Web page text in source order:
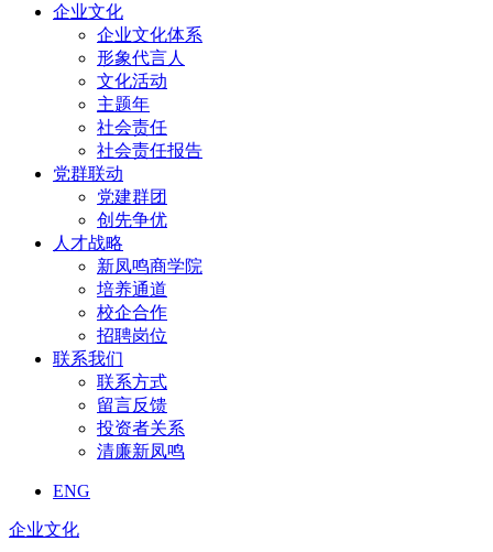
企业文化
企业文化体系
形象代言人
文化活动
主题年
社会责任
社会责任报告
党群联动
党建群团
创先争优
人才战略
新凤鸣商学院
培养通道
校企合作
招聘岗位
联系我们
联系方式
留言反馈
投资者关系
清廉新凤鸣
ENG
企业文化